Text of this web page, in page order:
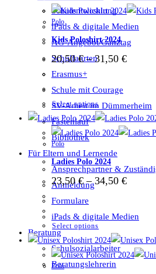
Schulentwicklung
iPads & digitale Medien
AG-Angebot/Ganztag
Schulfahrten
Erasmus+
Schule mit Courage
SV-Arbeit im Dümmerheim
Fastenlauf
Bibliothek
Für Eltern und Lernende
Ansprechpartner &
Anmeldung
Formulare
iPads & digitale Medien
Beratung
Schulsozialarbeiter
Beratungslehrerin
Polo
Kids Poloshirt 2024
20,50€ –31,50 €
Select options Dieses
Produkt
weist
Varianten
auf.
können
auf
der
Produktseite
Polo
Ladies Polo 2024
23,50€ –34,50 €
34,50 €
Select options
Produkt
weist
mehrere
Polo